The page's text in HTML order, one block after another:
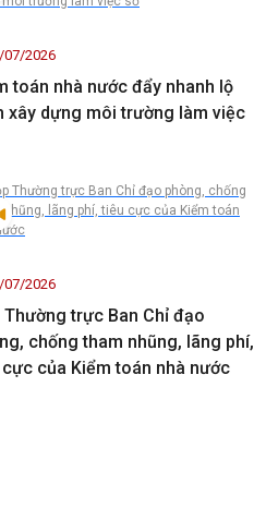
2026
toán nhà nước đẩy nhanh lộ
xây dựng môi trường làm việc
2026
Thường trực Ban Chỉ đạo
chống tham nhũng, lãng phí,
của Kiểm toán nhà nước